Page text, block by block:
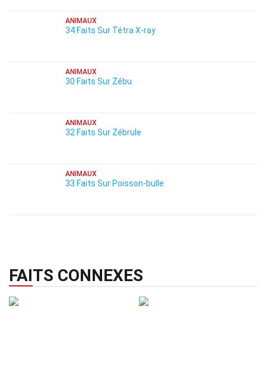
ANIMAUX
34 Faits Sur Tétra X-ray
ANIMAUX
30 Faits Sur Zébu
ANIMAUX
32 Faits Sur Zébrule
ANIMAUX
33 Faits Sur Poisson-bulle
FAITS CONNEXES